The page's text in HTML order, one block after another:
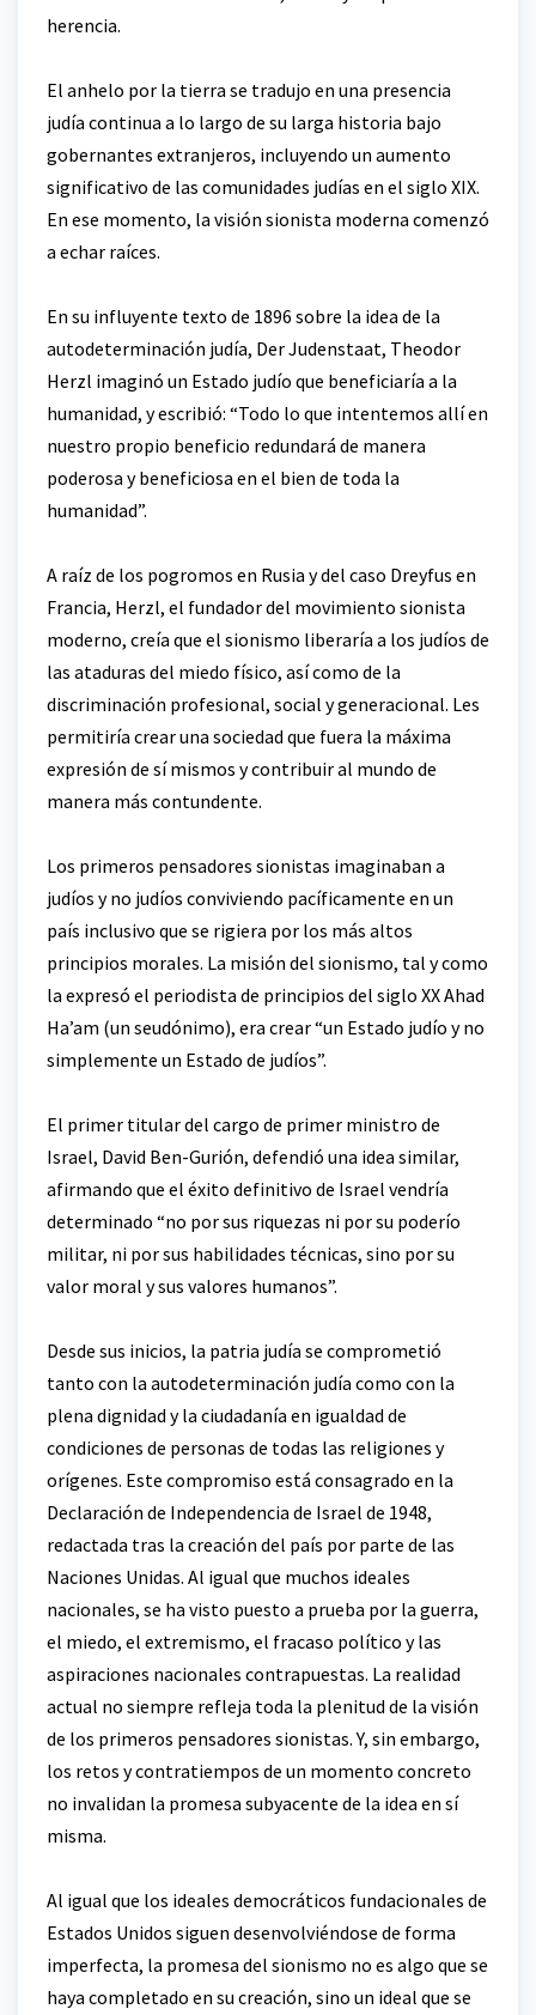
herencia.
El anhelo por la tierra se tradujo en una presencia
judía continua a lo largo de su larga historia bajo
gobernantes extranjeros, incluyendo un aumento
significativo de las comunidades judías en el siglo XIX.
En ese momento, la visión sionista moderna comenzó
a echar raíces.
En su influyente texto de 1896 sobre la idea de la
autodeterminación judía, Der Judenstaat, Theodor
Herzl imaginó un Estado judío que beneficiaría a la
humanidad, y escribió: “Todo lo que intentemos allí en
nuestro propio beneficio redundará de manera
poderosa y beneficiosa en el bien de toda la
humanidad”.
A raíz de los pogromos en Rusia y del caso Dreyfus en
Francia, Herzl, el fundador del movimiento sionista
moderno, creía que el sionismo liberaría a los judíos de
las ataduras del miedo físico, así como de la
discriminación profesional, social y generacional. Les
permitiría crear una sociedad que fuera la máxima
expresión de sí mismos y contribuir al mundo de
manera más contundente.
Los primeros pensadores sionistas imaginaban a
judíos y no judíos conviviendo pacíficamente en un
país inclusivo que se rigiera por los más altos
principios morales. La misión del sionismo, tal y como
la expresó el periodista de principios del siglo XX Ahad
Ha’am (un seudónimo), era crear “un Estado judío y no
simplemente un Estado de judíos”.
El primer titular del cargo de primer ministro de
Israel, David Ben-Gurión, defendió una idea similar,
afirmando que el éxito definitivo de Israel vendría
determinado “no por sus riquezas ni por su poderío
militar, ni por sus habilidades técnicas, sino por su
valor moral y sus valores humanos”.
Desde sus inicios, la patria judía se comprometió
tanto con la autodeterminación judía como con la
plena dignidad y la ciudadanía en igualdad de
condiciones de personas de todas las religiones y
orígenes. Este compromiso está consagrado en la
Declaración de Independencia de Israel de 1948,
redactada tras la creación del país por parte de las
Naciones Unidas. Al igual que muchos ideales
nacionales, se ha visto puesto a prueba por la guerra,
el miedo, el extremismo, el fracaso político y las
aspiraciones nacionales contrapuestas. La realidad
actual no siempre refleja toda la plenitud de la visión
de los primeros pensadores sionistas. Y, sin embargo,
los retos y contratiempos de un momento concreto
no invalidan la promesa subyacente de la idea en sí
misma.
Al igual que los ideales democráticos fundacionales de
Estados Unidos siguen desenvolviéndose de forma
imperfecta, la promesa del sionismo no es algo que se
haya completado en su creación, sino un ideal que se